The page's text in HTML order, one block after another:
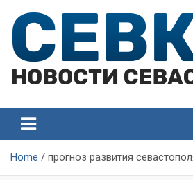
content
Севастополя
Севастополя
Home прогноз развития